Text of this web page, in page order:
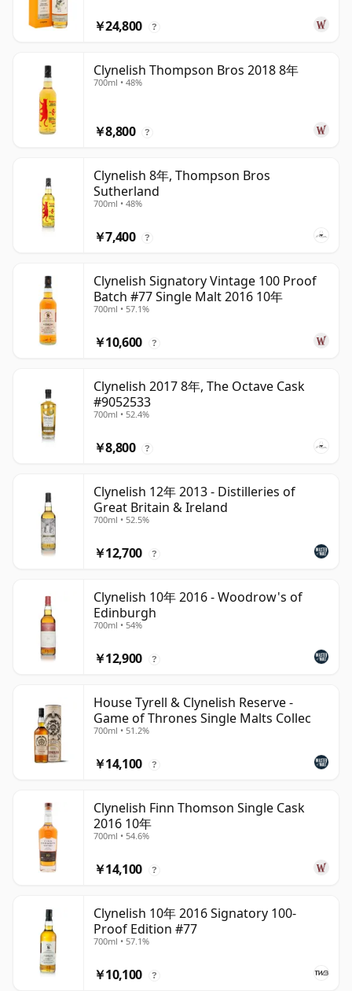
￥24,800 ?
Clynelish Thompson Bros 2018 8年
700ml • 48%
￥8,800 ?
Clynelish 8年, Thompson Bros
Sutherland
700ml • 48%
￥7,400 ?
Clynelish Signatory Vintage 100 Proof
Batch #77 Single Malt 2016 10年
700ml • 57.1%
￥10,600 ?
Clynelish 2017 8年, The Octave Cask
#9052533
700ml • 52.4%
￥8,800 ?
Clynelish 12年 2013 - Distilleries of
Great Britain & Ireland
700ml • 52.5%
￥12,700 ?
Clynelish 10年 2016 - Woodrow's of
Edinburgh
700ml • 54%
￥12,900 ?
House Tyrell & Clynelish Reserve -
Game of Thrones Single Malts Collec
700ml • 51.2%
￥14,100 ?
Clynelish Finn Thomson Single Cask
2016 10年
700ml • 54.6%
￥14,100 ?
Clynelish 10年 2016 Signatory 100-
Proof Edition #77
700ml • 57.1%
￥10,100 ?